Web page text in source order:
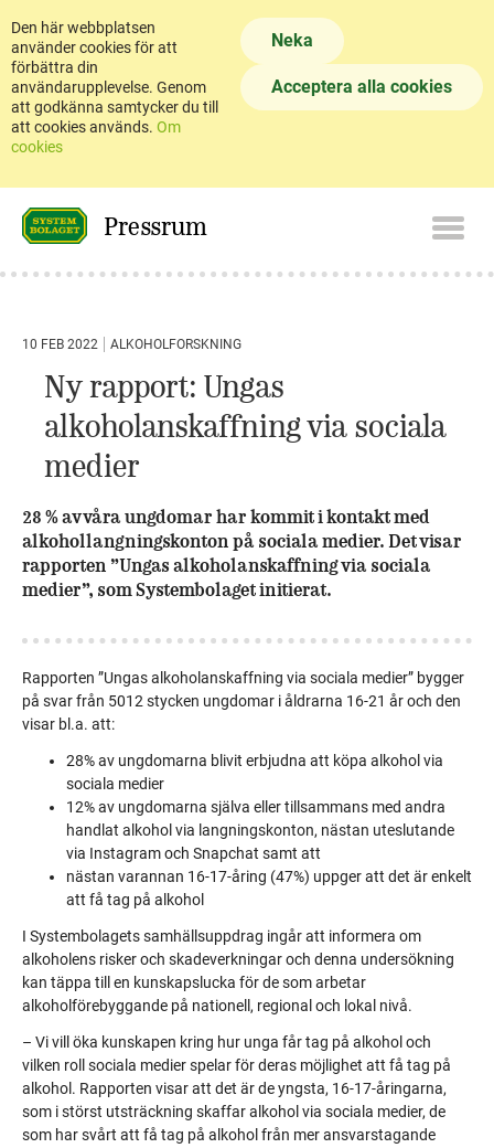
Den här webbplatsen
använder cookies för att
förbättra din
användarupplevelse. Genom
att godkänna samtycker du till
att cookies används. Om
cookies
Neka
Acceptera alla cookies
Pressrum
10 FEB 2022 ALKOHOLFORSKNING
Ny rapport: Ungas
alkoholanskaffning via sociala
medier
28 % av våra ungdomar har kommit i kontakt med
alkohollangningskonton på sociala medier. Det visar
rapporten ”Ungas alkoholanskaffning via sociala
medier”, som Systembolaget initierat.
Rapporten ”Ungas alkoholanskaffning via sociala medier” bygger
på svar från 5012 stycken ungdomar i åldrarna 16-21 år och den
visar bl.a. att:
28% av ungdomarna blivit erbjudna att köpa alkohol via
sociala medier
12% av ungdomarna själva eller tillsammans med andra
handlat alkohol via langningskonton, nästan uteslutande
via Instagram och Snapchat samt att
nästan varannan 16-17-åring (47%) uppger att det är enkelt
att få tag på alkohol
I Systembolagets samhällsuppdrag ingår att informera om
alkoholens risker och skadeverkningar och denna undersökning
kan täppa till en kunskapslucka för de som arbetar
alkoholförebyggande på nationell, regional och lokal nivå.
– Vi vill öka kunskapen kring hur unga får tag på alkohol och
vilken roll sociala medier spelar för deras möjlighet att få tag på
alkohol. Rapporten visar att det är de yngsta, 16-17-åringarna,
som i störst utsträckning skaffar alkohol via sociala medier, de
som har svårt att få tag på alkohol från mer ansvarstagande